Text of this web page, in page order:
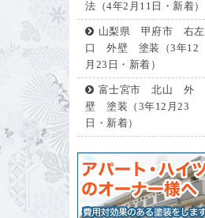
法（4年2月11日・新着）
山梨県 甲府市 右左
口 外壁 塗装（3年12
月23日・新着）
富士宮市 北山 外
壁 塗装（3年12月23
日・新着）